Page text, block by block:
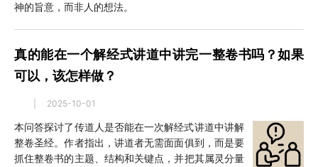
神的旨意，而非人的想法。
真的能在一个解经式讲道中讲完一整卷书吗？如果
可以，该怎样做？
2025-10-01
本问答探讨了传道人是否能在一次解经式讲道中讲解
整卷圣经。作者指出，讲道者无需面面俱到，而是要
抓住整卷书的主题、结构和关键点，并把其属灵分量